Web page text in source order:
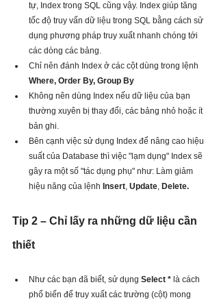
tự, Index trong SQL cũng vậy. Index giúp tăng
tốc độ truy vấn dữ liệu trong SQL bằng cách sử
dụng phương pháp truy xuất nhanh chóng tới
các dòng các bảng.
Chỉ nên đánh Index ở các cột dùng trong lệnh
Where, Order By, Group By
Không nên dùng Index nếu dữ liệu của bạn
thường xuyên bị thay đổi, các bảng nhỏ hoặc ít
bản ghi.
Bên cạnh việc sử dụng Index để nâng cao hiệu
suất của Database thì việc "lạm dụng" Index sẽ
gây ra một số "tác dụng phụ" như: Làm giảm
hiệu năng của lệnh Insert, Update, Delete.
Tip 2 – Chỉ lấy ra những dữ liệu cần
thiết
Như các bạn đã biết, sử dụng Select * là cách
phổ biến để truy xuất các trường (cột) mong